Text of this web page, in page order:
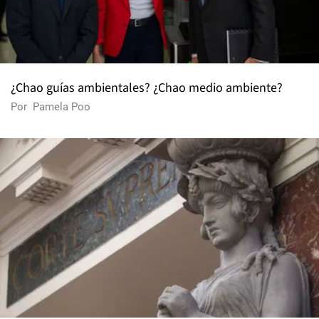
¿Chao guías ambientales? ¿Chao medio ambiente?
Por Pamela Poo